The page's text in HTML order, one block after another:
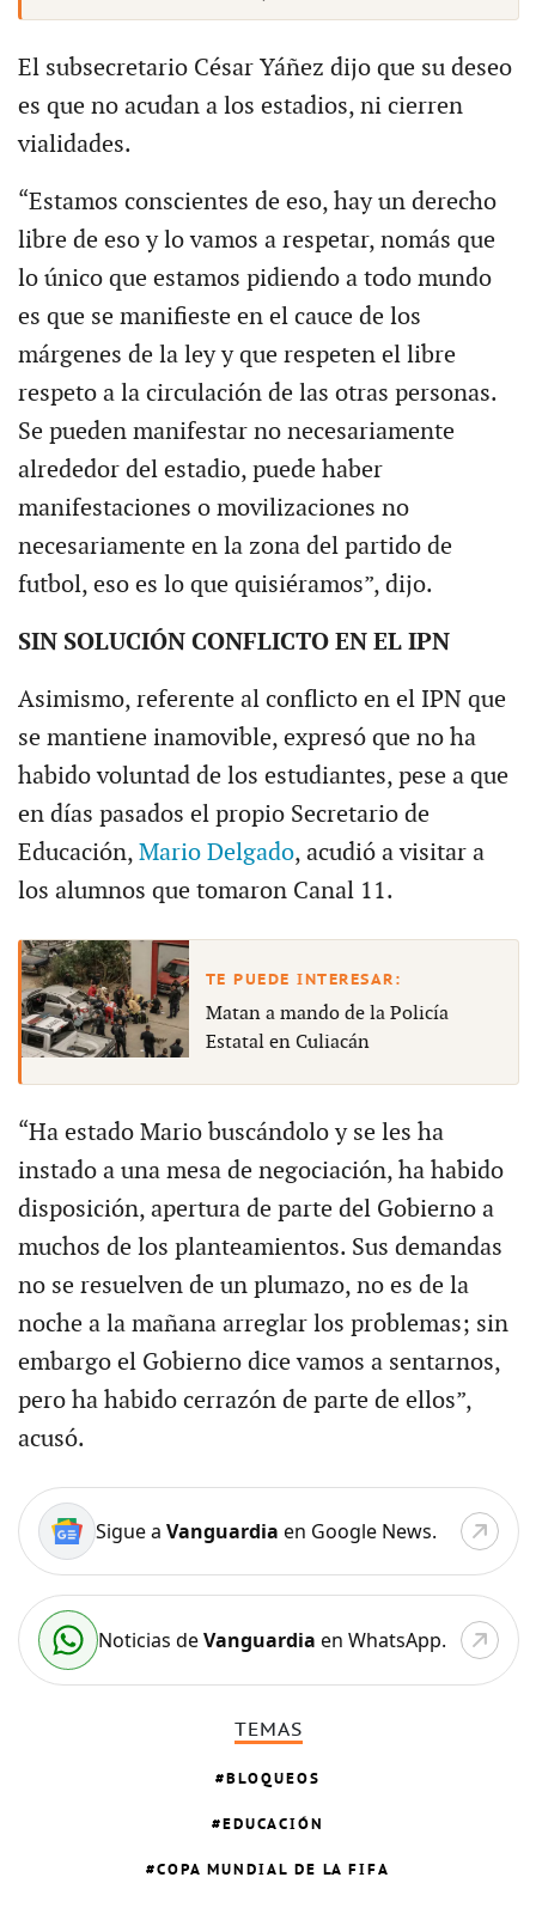
El subsecretario César Yáñez dijo que su deseo
es que no acudan a los estadios, ni cierren
vialidades.
“Estamos conscientes de eso, hay un derecho
libre de eso y lo vamos a respetar, nomás que
lo único que estamos pidiendo a todo mundo
es que se manifieste en el cauce de los
márgenes de la ley y que respeten el libre
respeto a la circulación de las otras personas.
Se pueden manifestar no necesariamente
alrededor del estadio, puede haber
manifestaciones o movilizaciones no
necesariamente en la zona del partido de
futbol, eso es lo que quisiéramos”, dijo.
SIN SOLUCIÓN CONFLICTO EN EL IPN
Asimismo, referente al conflicto en el IPN que
se mantiene inamovible, expresó que no ha
habido voluntad de los estudiantes, pese a que
en días pasados el propio Secretario de
Educación, Mario Delgado, acudió a visitar a
los alumnos que tomaron Canal 11.
Matan a mando de la Policía
Estatal en Culiacán
“Ha estado Mario buscándolo y se les ha
instado a una mesa de negociación, ha habido
disposición, apertura de parte del Gobierno a
muchos de los planteamientos. Sus demandas
no se resuelven de un plumazo, no es de la
noche a la mañana arreglar los problemas; sin
embargo el Gobierno dice vamos a sentarnos,
pero ha habido cerrazón de parte de ellos”,
acusó.
Sigue a Vanguardia en Google News.
Noticias deVanguardia en WhatsApp.
TEMAS
BLOQUEOS
EDUCACIÓN
COPA MUNDIAL DE LA FIFA